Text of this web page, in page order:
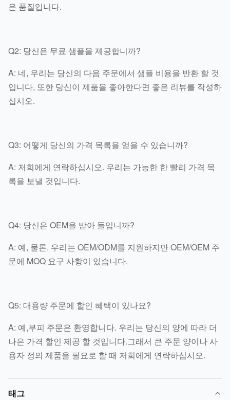
은 품질입니다.
Q2: 당신은 무료 샘플을 제공합니까?
A: 네, 우리는 당신의 다음 주문에서 샘플 비용을 반환 할 것
입니다, 또한 당신이 제품을 좋아한다면 좋은 리뷰를 작성하
십시오.
Q3: 어떻게 당신의 가격 목록을 얻을 수 있습니까?
A: 저희에게 연락하십시오. 우리는 가능한 한 빨리 가격 목
록을 보낼 것입니다.
Q4: 당신은 OEM을 받아 들입니까?
A: 예, 물론. 우리는 OEM/ODM를 지원하지만 OEM/OEM 주
문에 MOQ 요구 사항이 있습니다.
Q5: 대용량 주문에 할인 혜택이 있나요?
A: 예,부피 주문은 환영합니다. 우리는 당신의 양에 따라 더
나은 가격 할인 제공 할 것입니다.그래서 큰 주문 양이나 사
용자 정의 제품을 필요로 할 때 저희에게 연락하십시오.
태그